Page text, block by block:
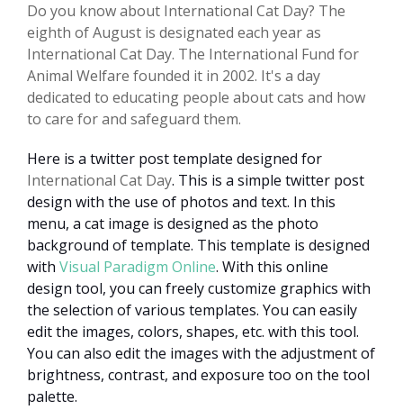
Do you know about International Cat Day? The
eighth of August is designated each year as
International Cat Day. The International Fund for
Animal Welfare founded it in 2002. It's a day
dedicated to educating people about cats and how
to care for and safeguard them.
Here is a twitter post template designed for
International Cat Day. This is a simple twitter post
design with the use of photos and text. In this
menu, a cat image is designed as the photo
background of template. This template is designed
with Visual Paradigm Online. With this online
design tool, you can freely customize graphics with
the selection of various templates. You can easily
edit the images, colors, shapes, etc. with this tool.
You can also edit the images with the adjustment of
brightness, contrast, and exposure too on the tool
palette.